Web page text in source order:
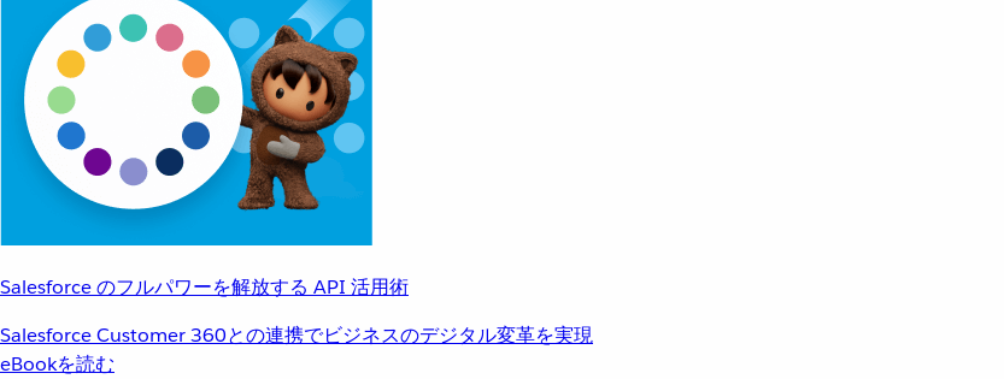
Salesforce のフルパワーを解放する API 活用術
Salesforce Customer 360との連携でビジネスのデジタル変革を実現
eBookを読む